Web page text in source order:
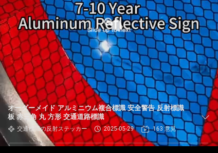
オーダーメイド アルミニウム複合標識 安全警告 反射標識
板 赤三角 丸 方形 交通道路標識
交通標識の反射ステッカー 2025-05-29 163 意見